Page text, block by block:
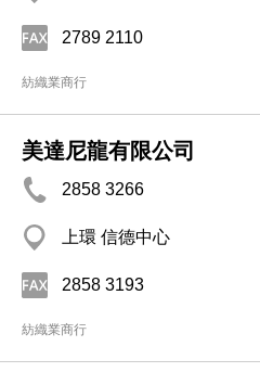
2789 2110
紡織業商行
美達尼龍有限公司
2858 3266
上環 信德中心
2858 3193
紡織業商行